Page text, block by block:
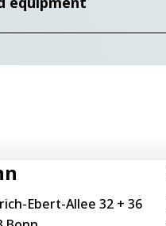
Ebert-Allee 32 + 36